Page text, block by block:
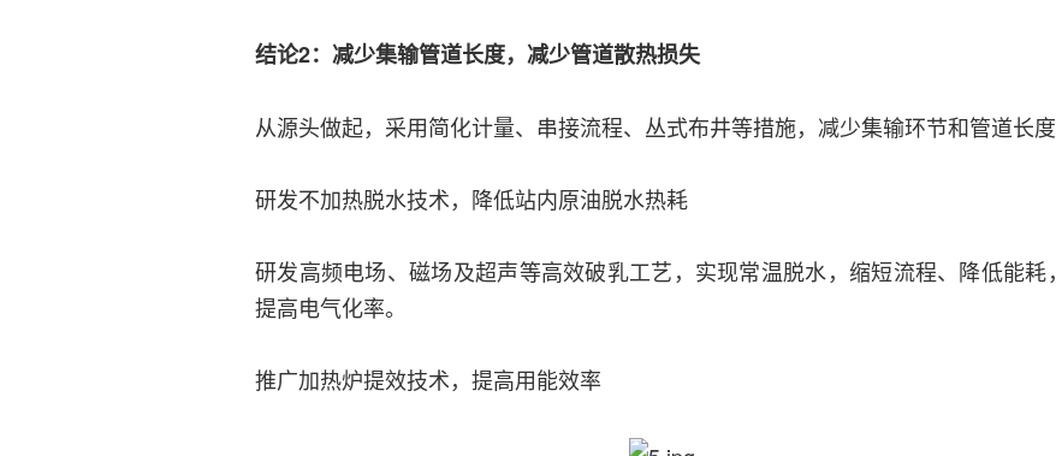
结论2：减少集输管道长度，减少管道散热损失
从源头做起，采用简化计量、串接流程、丛式布井等措施，减少集输环节和管道长度
研发不加热脱水技术，降低站内原油脱水热耗
研发高频电场、磁场及超声等高效破乳工艺，实现常温脱水，缩短流程、降低能耗，
提高电气化率。
推广加热炉提效技术，提高用能效率